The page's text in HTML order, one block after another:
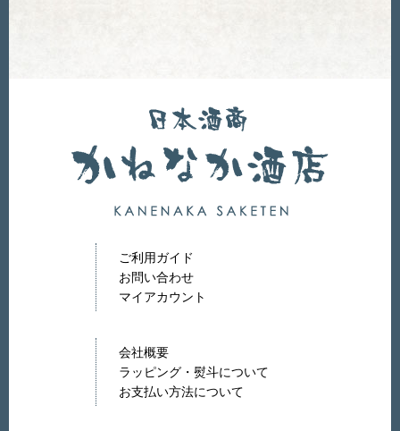
ご利用ガイド
お問い合わせ
マイアカウント
会社概要
ラッピング・熨斗について
お支払い方法について